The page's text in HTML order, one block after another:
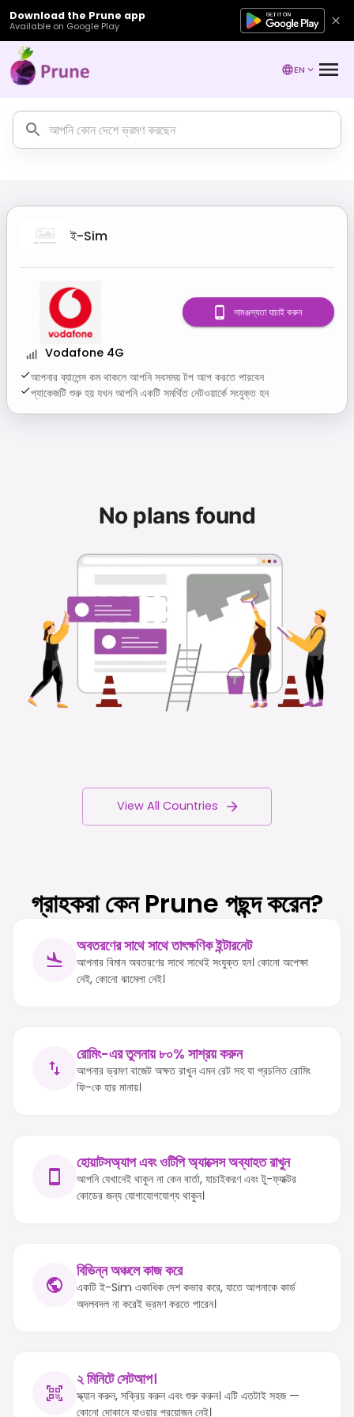
Download the Prune app
Available on Google Play
EN
ই-Sim
Vodafone 4G
আপনার ব্যালেন্স কম থাকলে আপনি সবসময় টপ আপ করতে পারবেন
প্যাকেজটি শুরু হয় যখন আপনি একটি সমর্থিত নেটওয়ার্কে সংযুক্ত হন
সামঞ্জস্যতা যাচাই করুন
No plans found
View All Countries
গ্রাহকরা কেন Prune পছন্দ করেন?
অবতরণের সাথে সাথে তাৎক্ষণিক ইন্টারনেট
আপনার বিমান অবতরণের সাথে সাথেই সংযুক্ত হন। কোনো অপেক্ষা
নেই, কোনো ঝামেলা নেই।
রোমিং-এর তুলনায় ৮০% সাশ্রয় করুন
আপনার ভ্রমণ বাজেট অক্ষত রাখুন এমন রেট সহ যা প্রচলিত রোমিং
ফি-কে হার মানায়।
হোয়াটসঅ্যাপ এবং ওটিপি অ্যাক্সেস অব্যাহত রাখুন
আপনি যেখানেই থাকুন না কেন বার্তা, যাচাইকরণ এবং টু-ফ্যাক্টর
কোডের জন্য যোগাযোগযোগ্য থাকুন।
বিভিন্ন অঞ্চলে কাজ করে
একটি ই-Sim একাধিক দেশ কভার করে, যাতে আপনাকে কার্ড
অদলবদল না করেই ভ্রমণ করতে পারেন।
২ মিনিটে সেটআপ।
স্ক্যান করুন, সক্রিয় করুন এবং শুরু করুন। এটি এতটাই সহজ —
কোনো দোকানে যাওয়ার প্রয়োজন নেই।